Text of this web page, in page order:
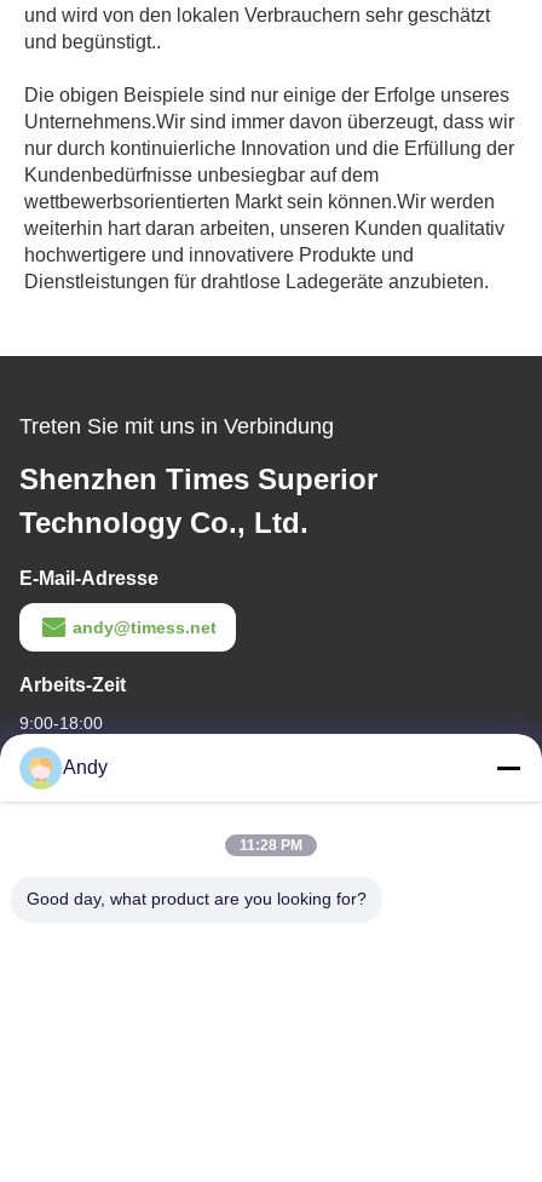
und wird von den lokalen Verbrauchern sehr geschätzt
und begünstigt..
Die obigen Beispiele sind nur einige der Erfolge unseres
Unternehmens.Wir sind immer davon überzeugt, dass wir
nur durch kontinuierliche Innovation und die Erfüllung der
Kundenbedürfnisse unbesiegbar auf dem
wettbewerbsorientierten Markt sein können.Wir werden
weiterhin hart daran arbeiten, unseren Kunden qualitativ
hochwertigere und innovativere Produkte und
Dienstleistungen für drahtlose Ladegeräte anzubieten.
Treten Sie mit uns in Verbindung
Shenzhen Times Superior
Technology Co., Ltd.
E-Mail-Adresse
andy@timess.net
Arbeits-Zeit
9:00-18:00
Unsere Adresse
4668, 4. Stock, Nanfang Gebäude, Shangbu Industriezone,
Andy
11:28 PM
Good day, what product are you looking for?